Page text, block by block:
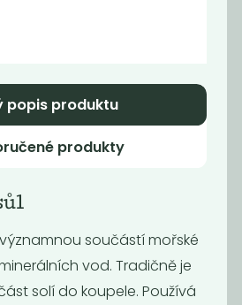
299
popis produktu
produkty
součástí mořské
vod. Tradičně je
solí do koupele. Používá